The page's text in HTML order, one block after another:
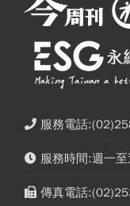
服務電話
服務時間:週一
傳真電話